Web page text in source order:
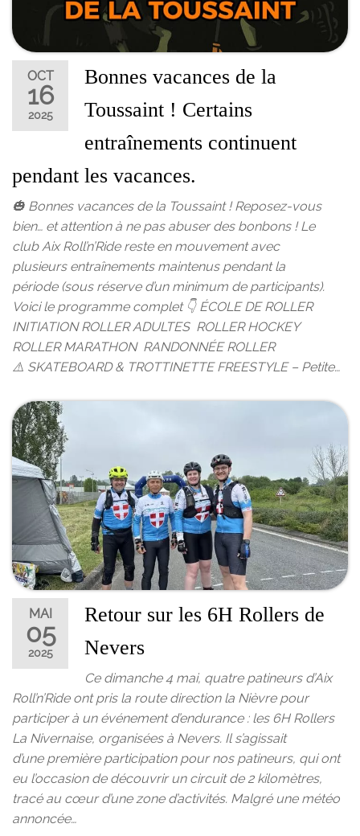
OCT
16
2025
Bonnes vacances de la
Toussaint ! Certains
entraînements continuent
pendant les vacances.
🎃 Bonnes vacances de la Toussaint ! Reposez-vous
bien… et attention à ne pas abuser des bonbons ! Le
club Aix Roll’n’Ride reste en mouvement avec
plusieurs entraînements maintenus pendant la
période (sous réserve d’un minimum de participants).
Voici le programme complet 👇 ÉCOLE DE ROLLER
INITIATION ROLLER ADULTES ROLLER HOCKEY
ROLLER MARATHON RANDONNÉE ROLLER
⚠️ SKATEBOARD & TROTTINETTE FREESTYLE – Petite…
MAI
05
2025
Retour sur les 6H Rollers de
Nevers
Ce dimanche 4 mai, quatre patineurs d’Aix
Roll’n’Ride ont pris la route direction la Nièvre pour
participer à un événement d’endurance : les 6H Rollers
La Nivernaise, organisées à Nevers. Il s’agissait
d’une première participation pour nos patineurs, qui ont
eu l’occasion de découvrir un circuit de 2 kilomètres,
tracé au cœur d’une zone d’activités. Malgré une météo
annoncée…